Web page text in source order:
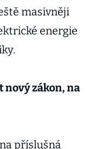
masivněji
energie
zákon, na
příslušná